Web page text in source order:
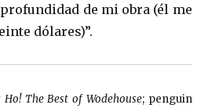
de mi obra (él me
dólares)”.
Ho! The Best of Wodehouse; penguin